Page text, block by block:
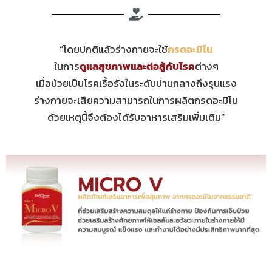
“โดยปกติแล้วร่างกายจะใช้กรดอะมิโน
ในการดูแลสุขภาพและต่อสู้กับโรคต่างๆ
เมื่อป่วยเป็นโรคเรื้อรังในระดับปานกลางถึงรุนแรง
ร่างกายจะเสียความสามารถในการผลิตกรดอะมิโน
ด้วยเหตุนี้จึงต้องได้รับอาหารเสริมเพิ่มเติม”